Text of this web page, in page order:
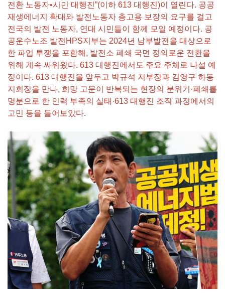
전환 노동자•시민 대행진”(이하 613 대행진)이 열린다. 공공
재생에너지 확대와 발전노동자 총고용 보장의 요구를 걸고
전국의 발전 노동자, 연대 시민들이 함께 모일 예정이다. 공
공운수노조 발전HPS지부는 2024년 남부발전을 대상으로
한 파업 투쟁을 포함해, 발전소 폐쇄 국면 정의로운 전환을
위해 계속 싸워왔다. 613 대행진에서도 주요 주체로 나설 예
정이다. 613 대행진을 앞두고 박규석 지부장과 김영구 하동
지회장을 만나, 희망 고문이 반복되는 현장의 분위기·폐쇄를
명분으로 한 인력 부족의 실태·613 대행진 조직 과정에서의
고민 등을 들어보았다.